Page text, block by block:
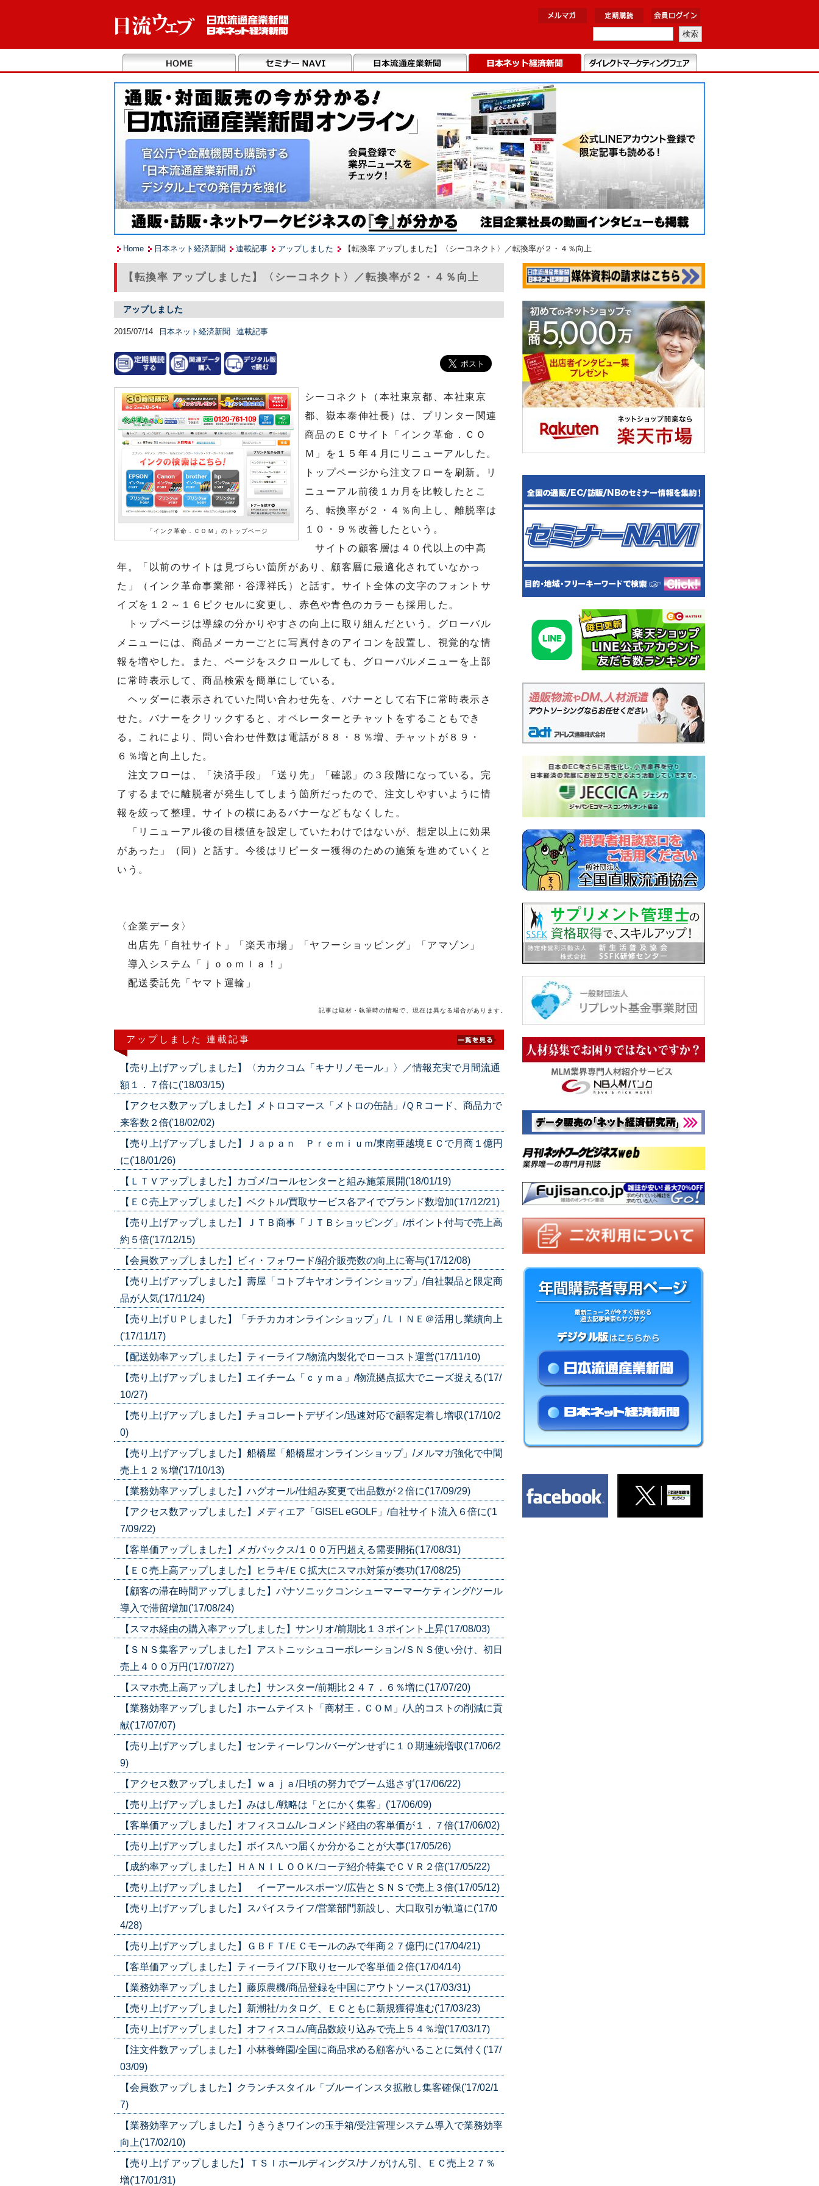
Home 日本ネット経済新聞 連載記事 アップしました 【転換率 アップしました】〈シーコネクト〉／転換率が２・４％向上
【転換率 アップしました】〈シーコネクト〉／転換率が２・４％向上
アップしました
2015/07/14 日本ネット経済新聞 連載記事
「インク革命．ＣＯＭ」のトップページ
シーコネクト（本社東京都、本社東京
都、嶽本泰伸社長）は、プリンター関連
商品のＥＣサイト「インク革命．ＣＯ
Ｍ」を１５年４月にリニューアルした。
トップページから注文フローを刷新。リ
ニューアル前後１カ月を比較したとこ
ろ、転換率が２・４％向上し、離脱率は
１０・９％改善したという。
サイトの顧客層は４０代以上の中高
年。「以前のサイトは見づらい箇所があり、顧客層に最適化されていなかっ
た」（インク革命事業部・谷澤祥氏）と話す。サイト全体の文字のフォントサ
イズを１２～１６ピクセルに変更し、赤色や青色のカラーも採用した。
トップページは導線の分かりやすさの向上に取り組んだという。グローバル
メニューには、商品メーカーごとに写真付きのアイコンを設置し、視覚的な情
報を増やした。また、ページをスクロールしても、グローバルメニューを上部
に常時表示して、商品検索を簡単にしている。
ヘッダーに表示されていた問い合わせ先を、バナーとして右下に常時表示さ
せた。バナーをクリックすると、オペレーターとチャットをすることもでき
る。これにより、問い合わせ件数は電話が８８・８％増、チャットが８９・
６％増と向上した。
注文フローは、「決済手段」「送り先」「確認」の３段階になっている。完
了するまでに離脱者が発生してしまう箇所だったので、注文しやすいように情
報を絞って整理。サイトの横にあるバナーなどもなくした。
「リニューアル後の目標値を設定していたわけではないが、想定以上に効果
があった」（同）と話す。今後はリピーター獲得のための施策を進めていくと
いう。
〈企業データ〉
出店先「自社サイト」「楽天市場」「ヤフーショッピング」「アマゾン」
導入システム「ｊｏｏｍｌａ！」
配送委託先「ヤマト運輸」
記事は取材・執筆時の情報で、現在は異なる場合があります。
アップしました 連載記事
【売り上げアップしました】〈カカクコム「キナリノモール」〉／情報充実で月間流通
額１．７倍に('18/03/15)
【アクセス数アップしました】メトロコマース「メトロの缶詰」/ＱＲコード、商品力で
来客数２倍('18/02/02)
【売り上げアップしました】Ｊａｐａｎ Ｐｒｅｍｉｕｍ/東南亜越境ＥＣで月商１億円
に('18/01/26)
【ＬＴＶアップしました】カゴメ/コールセンターと組み施策展開('18/01/19)
【ＥＣ売上アップしました】ベクトル/買取サービス各アイでブランド数増加('17/12/21)
【売り上げアップしました】ＪＴＢ商事「ＪＴＢショッピング」/ポイント付与で売上高
約５倍('17/12/15)
【会員数アップしました】ビィ・フォワード/紹介販売数の向上に寄与('17/12/08)
【売り上げアップしました】壽屋「コトブキヤオンラインショップ」/自社製品と限定商
品が人気('17/11/24)
【売り上げＵＰしました】「チチカカオンラインショップ」/ＬＩＮＥ＠活用し業績向上
('17/11/17)
【配送効率アップしました】ティーライフ/物流内製化でローコスト運営('17/11/10)
【売り上げアップしました】エイチーム「ｃｙｍａ」/物流拠点拡大でニーズ捉える('17/
10/27)
【売り上げアップしました】チョコレートデザイン/迅速対応で顧客定着し増収('17/10/2
0)
【売り上げアップしました】船橋屋「船橋屋オンラインショップ」/メルマガ強化で中間
売上１２％増('17/10/13)
【業務効率アップしました】ハグオール/仕組み変更で出品数が２倍に('17/09/29)
【アクセス数アップしました】メディエア「GISEL eGOLF」/自社サイト流入６倍に('1
7/09/22)
【客単価アップしました】メガバックス/１００万円超える需要開拓('17/08/31)
【ＥＣ売上高アップしました】ヒラキ/ＥＣ拡大にスマホ対策が奏功('17/08/25)
【顧客の滞在時間アップしました】パナソニックコンシューマーマーケティング/ツール
導入で滞留増加('17/08/24)
【スマホ経由の購入率アップしました】サンリオ/前期比１３ポイント上昇('17/08/03)
【ＳＮＳ集客アップしました】アストニッシュコーポレーション/ＳＮＳ使い分け、初日
売上４００万円('17/07/27)
【スマホ売上高アップしました】サンスター/前期比２４７．６％増に('17/07/20)
【業務効率アップしました】ホームテイスト「商材王．ＣＯＭ」/人的コストの削減に貢
献('17/07/07)
【売り上げアップしました】センティーレワン/バーゲンせずに１０期連続増収('17/06/2
9)
【アクセス数アップしました】ｗａｊａ/日頃の努力でブーム逃さず('17/06/22)
【売り上げアップしました】みはし/戦略は「とにかく集客」('17/06/09)
【客単価アップしました】オフィスコム/レコメンド経由の客単価が１．７倍('17/06/02)
【売り上げアップしました】ボイス/いつ届くか分かることが大事('17/05/26)
【成約率アップしました】ＨＡＮＩＬＯＯＫ/コーデ紹介特集でＣＶＲ２倍('17/05/22)
【売り上げアップしました】 イーアールスポーツ/広告とＳＮＳで売上３倍('17/05/12)
【売り上げアップしました】スパイスライフ/営業部門新設し、大口取引が軌道に('17/0
4/28)
【売り上げアップしました】ＧＢＦＴ/ＥＣモールのみで年商２７億円に('17/04/21)
【客単価アップしました】ティーライフ/下取りセールで客単価２倍('17/04/14)
【業務効率アップしました】藤原農機/商品登録を中国にアウトソース('17/03/31)
【売り上げアップしました】新潮社/カタログ、ＥＣともに新規獲得進む('17/03/23)
【売り上げアップしました】オフィスコム/商品数絞り込みで売上５４％増('17/03/17)
【注文件数アップしました】小林養蜂園/全国に商品求める顧客がいることに気付く('17/
03/09)
【会員数アップしました】クランチスタイル「ブルーインスタ拡散し集客確保('17/02/1
7)
【業務効率アップしました】うきうきワインの玉手箱/受注管理システム導入で業務効率
向上('17/02/10)
【売り上げ アップしました】ＴＳＩホールディングス/ナノがけん引、ＥＣ売上２７％
増('17/01/31)